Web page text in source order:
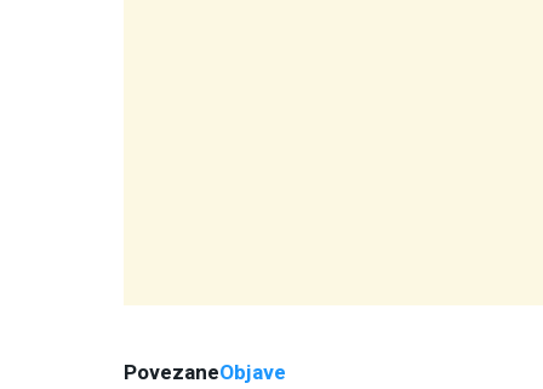
PovezaneObjave